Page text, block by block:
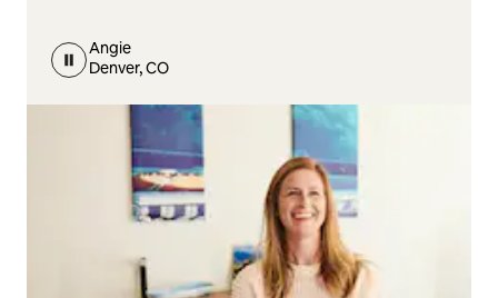
Angie
Denver, CO